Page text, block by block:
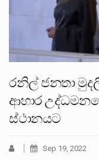
රනිල් ජනතා
ආහාර
ස්ථානයට
Sep 19, 2022